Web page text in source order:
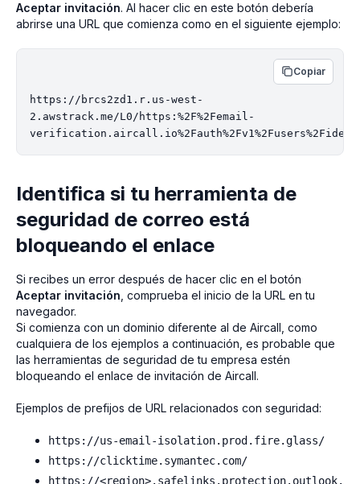
Aceptar invitación. Al hacer clic en este botón debería
abrirse una URL que comienza como en el siguiente ejemplo:
Copiar
https://brcs2zd1.r.us-west-
2.awstrack.me/L0/https:%2F%2Femail-
Identifica si tu herramienta de
seguridad de correo está
bloqueando el enlace
Si recibes un error después de hacer clic en el botón
Aceptar invitación , comprueba el inicio de la URL en tu
navegador.
Si comienza con un dominio diferente al de Aircall, como
cualquiera de los ejemplos a continuación, es probable que
las herramientas de seguridad de tu empresa estén
bloqueando el enlace de invitación de Aircall.
Ejemplos de prefijos de URL relacionados con seguridad:
https://us-email-isolation.prod.fire.glass/
https://clicktime.symantec.com/
https://<region>.safelinks.protection.outlook.